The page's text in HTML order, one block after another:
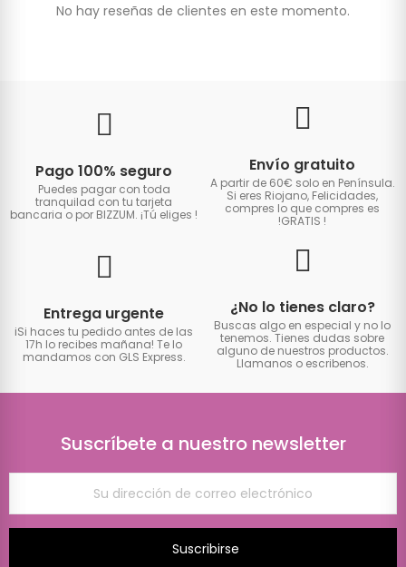
No hay reseñas de clientes en este momento.
Pago 100% seguro
Puedes pagar con toda
tranquilad con tu tarjeta
bancaria o por BIZZUM. ¡Tú eliges !
Envío gratuito
A partir de 60€ solo en Península.
Si eres Riojano, Felicidades,
compres lo que compres es
!GRATIS !
Entrega urgente
iSi haces tu pedido antes de las
17h lo recibes mañana! Te lo
mandamos con GLS Express.
¿No lo tienes claro?
Buscas algo en especial y no lo
tenemos. Tienes dudas sobre
alguno de nuestros productos.
Llamanos o escribenos.
Suscríbete a nuestro newsletter
Suscribirse